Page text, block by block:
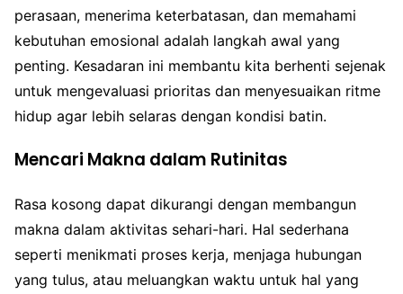
perasaan, menerima keterbatasan, dan memahami
kebutuhan emosional adalah langkah awal yang
penting. Kesadaran ini membantu kita berhenti sejenak
untuk mengevaluasi prioritas dan menyesuaikan ritme
hidup agar lebih selaras dengan kondisi batin.
Mencari Makna dalam Rutinitas
Rasa kosong dapat dikurangi dengan membangun
makna dalam aktivitas sehari-hari. Hal sederhana
seperti menikmati proses kerja, menjaga hubungan
yang tulus, atau meluangkan waktu untuk hal yang